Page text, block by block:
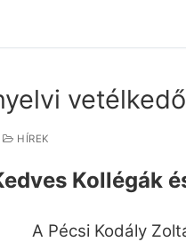
vetélkedő
HÍREK
Kollégák
A Pécsi Kodály